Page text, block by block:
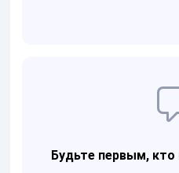
Будьте первым,